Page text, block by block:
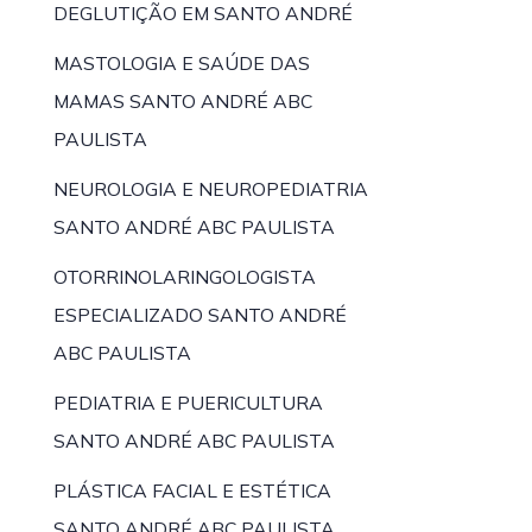
DEGLUTIÇÃO EM SANTO ANDRÉ
MASTOLOGIA E SAÚDE DAS
MAMAS SANTO ANDRÉ ABC
PAULISTA
NEUROLOGIA E NEUROPEDIATRIA
SANTO ANDRÉ ABC PAULISTA
OTORRINOLARINGOLOGISTA
ESPECIALIZADO SANTO ANDRÉ
ABC PAULISTA
PEDIATRIA E PUERICULTURA
SANTO ANDRÉ ABC PAULISTA
PLÁSTICA FACIAL E ESTÉTICA